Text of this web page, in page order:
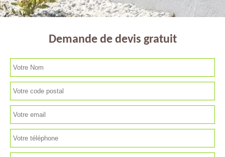
Demande de devis gratuit